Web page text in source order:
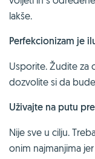
lakše.
Perfekcionizam je
Usporite. Žudite za
dozvolite si da
Uživajte na putu
Nije sve u cilju.
onim najmanjima